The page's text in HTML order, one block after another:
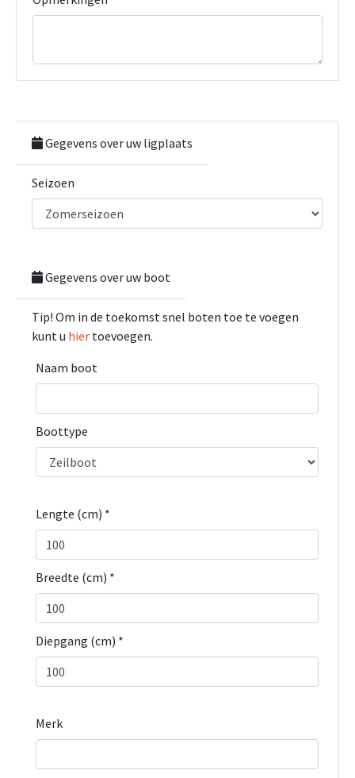
Gegevens over uw ligplaats
Seizoen
Gegevens over uw boot
Tip! Om in de toekomst snel boten toe te voegen
kunt u hier toevoegen.
Naam boot
Boottype
Lengte (cm) *
Breedte (cm) *
Diepgang (cm) *
Merk